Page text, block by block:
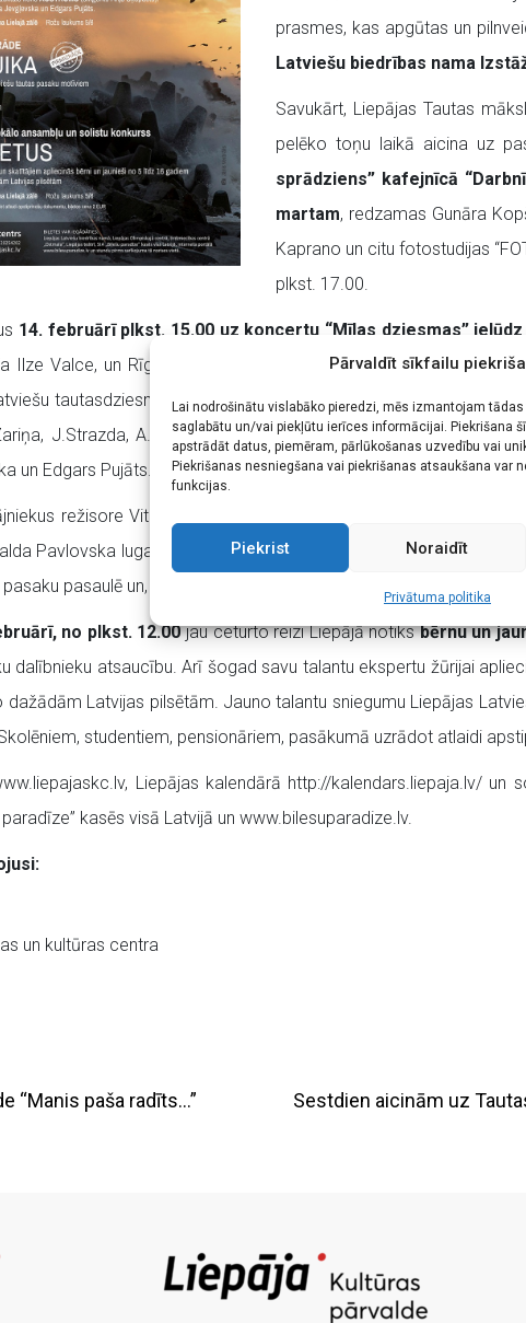
Pārvaldīt sīkfailu
Lai nodrošinātu vislabāko pieredzi, mēs izmantojam
saglabātu un/vai piekļūtu ierīces informācijai. Piekrišana
apstrādāt datus, piemēram, pārlūkošanas uzvedību vai
Piekrišanas nesniegšana vai piekrišanas atsaukšana var
funkcijas.
Piekrist Noraidīt
Privātuma politika
prasmes, kas apgūtas un
Latviešu biedrības nama
Savukārt, Liepājas Tautas
pelēko toņu laikā aicina uz
sprādziens” kafejnīcā
martam, redzamas Gunāra
Kaprano un citu fotostudijas
plkst. 17.00.
14. februārī plkst. 15.00 uz koncertu “Mīlas dziesmas” ielūdz
Ilze Valce, un Rīgas Latviešu biedrības
jauktais koris
tautasdziesmās – maigi šķīstās un cildenās, jautrās un
J.Strazda, A.Gaiļa, A.Broka, A.Sējāna un Ā.Šķepasta
un Edgars Pujāts. Ieejas maksa: 2 EUR.
režisore Vita Pētersone un
Pavlovska luga veidota pēc latviešu tautas pasaku motīviem,
pasaulē un, protams, par labā uzvaru.”. Ieejas maksa: 1 EUR.
no plkst. 12.00jau ceturto reizi Liepājā notiksbērnu un
dalībnieku atsaucību. Arī šogad savu talantu ekspertu žūrijai
Latvijas pilsētām. Jauno talantu sniegumu Liepājas
studentiem, pensionāriem, pasākumā uzrādot atlaidi
Liepājas kalendārā http://kalendars.liepaja.lv/
kasēs visā Latvijā un www.bilesuparadize.lv.
un kultūras centra
“Manis paša radīts…” Sestdien aicinām uz